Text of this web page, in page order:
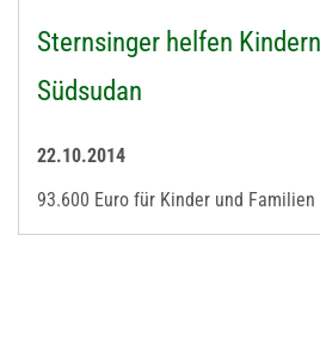
Sternsinger helfen
Südsudan
22.10.2014
93.600 Euro für Kinder und